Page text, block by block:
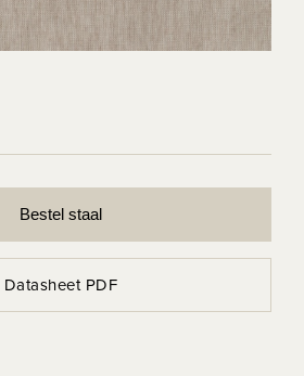
Bestel staal
Datasheet PDF